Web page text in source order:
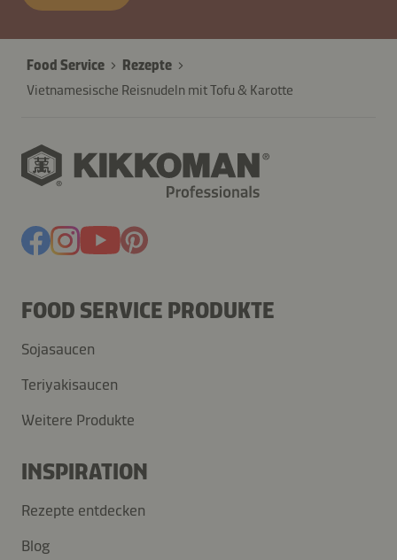
Food Service
Rezepte
Vietnamesische Reisnudeln mit Tofu & Karotte
FOOD SERVICE PRODUKTE
Sojasaucen
Teriyakisaucen
Weitere Produkte
INSPIRATION
Rezepte entdecken
Blog